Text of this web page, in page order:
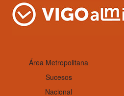
Área Metropolitana
Sucesos
Nacional